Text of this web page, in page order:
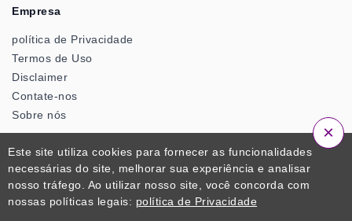
Empresa
política de Privacidade
Termos de Uso
Disclaimer
Contate-nos
Sobre nós
Conta
Conecte-se
Inscrever-se
Este site utiliza cookies para fornecer as funcionalidades
necessárias do site, melhorar sua experiência e analisar
nosso tráfego. Ao utilizar nosso site, você concorda com
nossas políticas legais: política de Privacidade
×